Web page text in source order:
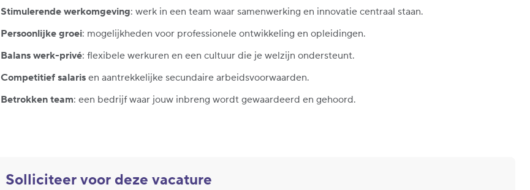
Stimulerende werkomgeving: werk in een team waar samenwerking en innovatie centraal staan.
Persoonlijke groei: mogelijkheden voor professionele ontwikkeling en opleidingen.
Balans werk-privé: flexibele werkuren en een cultuur die je welzijn ondersteunt.
Competitief salaris en aantrekkelijke secundaire arbeidsvoorwaarden.
Betrokken team: een bedrijf waar jouw inbreng wordt gewaardeerd en gehoord.
Solliciteer voor deze vacature